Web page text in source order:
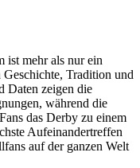
ist mehr als nur ein
Tradition und
Daten zeigen die
während die
das Derby zu einem
Aufeinandertreffen
auf der ganzen Welt